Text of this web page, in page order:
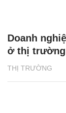
THỊ TRƯỜNG
Doanh
ở thị trường